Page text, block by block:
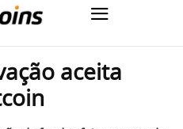
aceita